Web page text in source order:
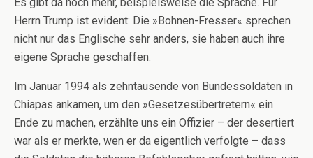
Herrn Trump ist evident: Die »Bohnen-Fresser« sprechen
nicht nur das Englische sehr anders, sie haben auch ihre
eigene Sprache geschaffen.
Im Januar 1994 als zehntausende von Bundessoldaten in
Chiapas ankamen, um den »Gesetzesübertretern« ein
Ende zu machen, erzählte uns ein Offizier – der desertiert
war als er merkte, wen er da eigentlich verfolgte – dass